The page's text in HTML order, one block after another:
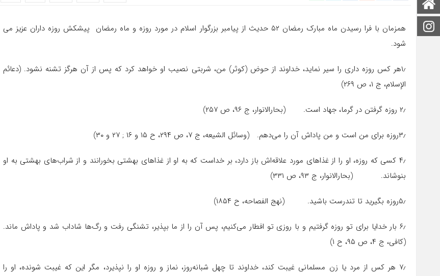
صفحه اصلی
اینستاگرام
همزمان با فرا رسیدن ماه مبارک رمضان ۵۲ حدیث از پیامبر بزرگوار اسلام در مورد روزه و ماه رمضان پیشکش روزه داران عزیز می
شود.
۱٫هر کس روزه‌ داری را سیر نماید، خداوند از حوض (کوثر) من، شربتی نصیب او خواهد کرد که پس از آن هرگز تشنه نشود. (دعائم
الإسلام، ج ۱، ص ۲۶۹)
۲٫ روزه گرفتن در گرما، جهاد است. (بحارالانوار، ج ۹۶، ص ۲۵۷)
۳٫روزه برای من است و من پاداش آن را می‌دهم. (وسائل الشیعه، ج ۷، ص ۲۹۴، ح ۱۵ و ۱۶ ; ۲۷ و ۳۰)
۴٫ کسی که روزه، او را از غذاهای مورد علاقه‌اش باز دارد، بر خداست که به او از غذاهای بهشتی بخورانند و از شراب‌های بهشتی به او
بنوشاند. (بحارالانوار، ج ۹۳، ص ۳۳۱)
۵٫روزه بگیرید تا تندرست باشید. (نهج الفصاحه، ح ۱۸۵۴)
۶٫ بار خدایا برای تو روزه گرفتیم و با روزی تو افطار می‌کنیم، پس آن را از ما بپذیر، تشنگی رفت و رگ‌ها شاداب شد و پاداش ماند.
(کافی، ج ۴، ص ۹۵، ح ۱)
۷٫ هر کس از مرد یا زن مسلمانی غیبت کند، خداوند تا چهل شبانه‌روز، نماز و روزه او را نپذیرد، مگر این که غیبت شونده، او را